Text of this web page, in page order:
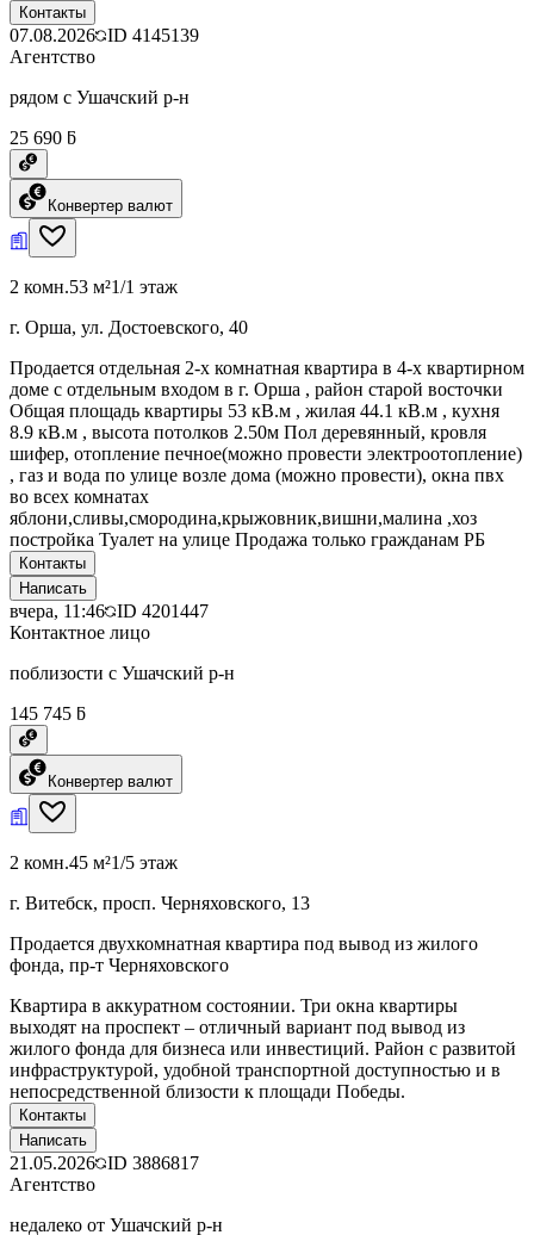
Контакты
07.08.2026 ID 4145139
Агентство
рядом с Ушачский р-н
25 690 ƃ
Конвертер валют
2 комн.53 м²1/1 этаж
г. Орша, ул. Достоевского, 40
Продается отдельная 2-х комнатная квартира в 4-х квартирном
доме с отдельным входом в г. Орша , район старой восточки
Общая площадь квартиры 53 кВ.м , жилая 44.1 кВ.м , кухня
8.9 кВ.м , высота потолков 2.50м Пол деревянный, кровля
шифер, отопление печное(можно провести электроотопление)
, газ и вода по улице возле дома (можно провести), окна пвх
во всех комнатах
яблони,сливы,смородина,крыжовник,вишни,малина ,хоз
постройка Туалет на улице Продажа только гражданам РБ
Контакты
Написать
вчера, 11:46 ID 4201447
Контактное лицо
поблизости с Ушачский р-н
145 745 ƃ
Конвертер валют
2 комн.45 м²1/5 этаж
г. Витебск, просп. Черняховского, 13
Продается двухкомнатная квартира под вывод из жилого
фонда, пр-т Черняховского
Квартира в аккуратном состоянии. Три окна квартиры
выходят на проспект – отличный вариант под вывод из
жилого фонда для бизнеса или инвестиций. Район с развитой
инфраструктурой, удобной транспортной доступностью и в
непосредственной близости к площади Победы.
Контакты
Написать
21.05.2026 ID 3886817
Агентство
недалеко от Ушачский р-н